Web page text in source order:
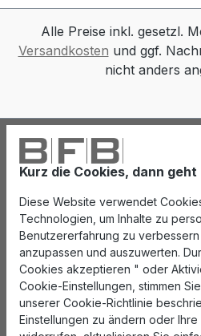
Kurz die Cookies, dann
Diese Website verwendet
Technologien, um Inhalte zu
Benutzererfahrung zu
anzupassen und auszuwerten.
Cookies akzeptieren " oder
Cookie-Einstellungen, stimmen
unserer Cookie-Richtlinie
Einstellungen zu ändern oder Ihre
Alle Preise inkl. gesetzl.
Versandkosten und ggf.
nicht anders